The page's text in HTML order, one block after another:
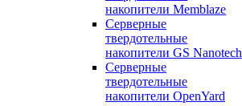
накопители Memblaze
Cерверные
твердотельные
накопители GS Nanotech
Серверные
твердотельные
накопители OpenYard